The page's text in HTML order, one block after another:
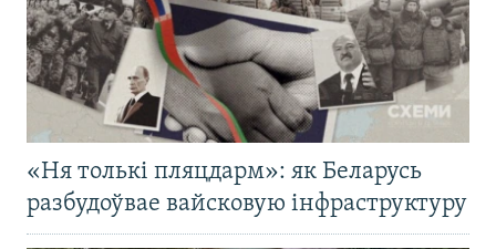
«Ня толькі пляцдарм»: як Беларусь
разбудоўвае вайсковую інфраструктуру